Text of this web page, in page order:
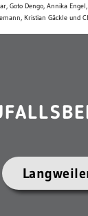
Goto Dengo, Annika
Kristian Gäckle und